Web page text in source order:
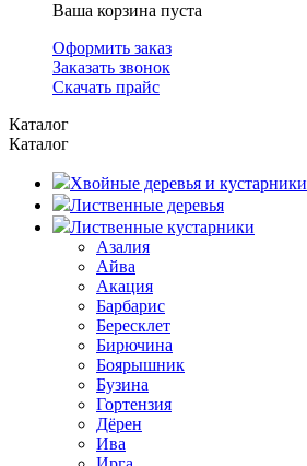
Ваша корзина пуста
Оформить заказ
Заказать звонок
Скачать прайс
Каталог
Каталог
Хвойные деревья и кустарники
Лиственные деревья
Лиственные кустарники
Азалия
Айва
Акация
Барбарис
Бересклет
Бирючина
Боярышник
Бузина
Гортензия
Дёрен
Ива